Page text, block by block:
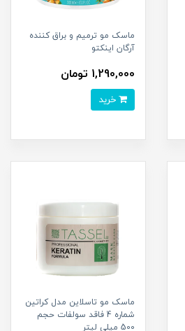
ماسک مو ترمیم و براق کننده
آرگان اینکتو
1,290,000 تومان
ماسک مو تاسلاین مدل کراتین
شماره 4 فاقد سولفات حجم
500 میلی لیتر